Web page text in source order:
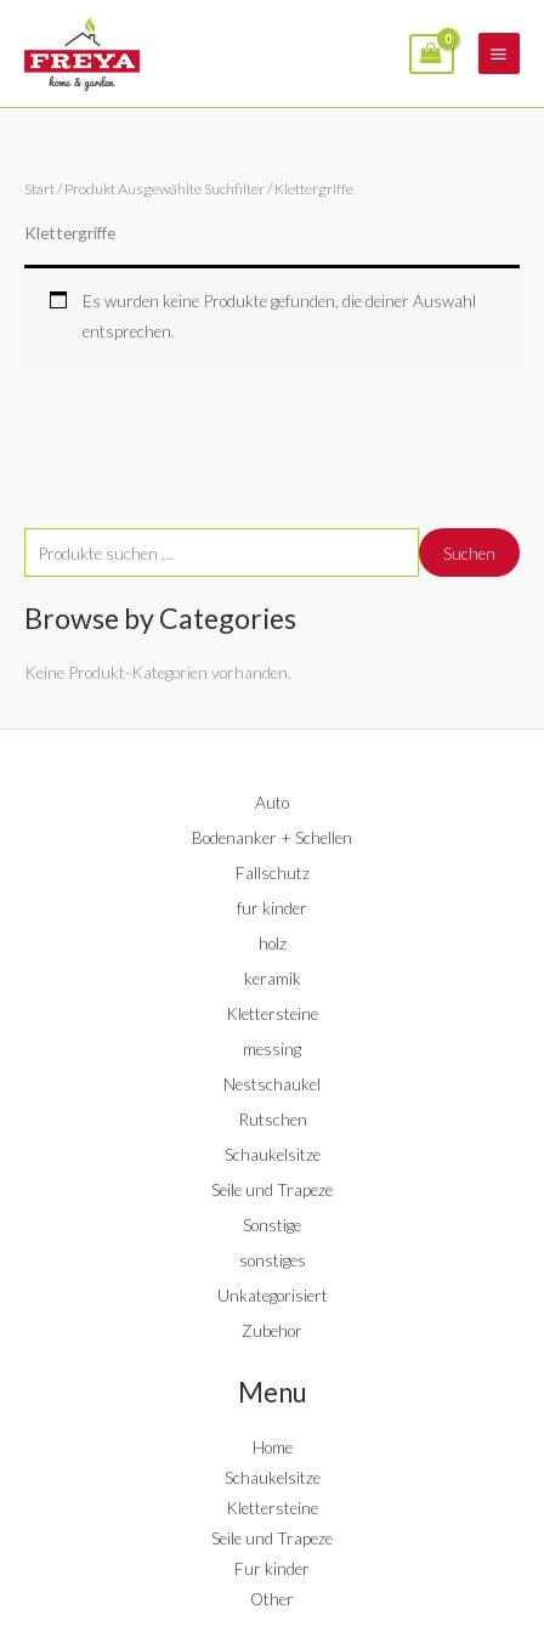
springen
u
c
e
Suchen
Browse by Categories
Keine Produkt-Kategorien vorhanden.
Start/ Produkt Ausgewählte Suchfilter / Klettergriffe
Klettergriffe
Es wurden keine Produkte gefunden, die deiner Auswahl
entsprechen.
Auto
Bodenanker + Schellen
Fallschutz
fur kinder
holz
keramik
Klettersteine
messing
Nestschaukel
Rutschen
Schaukelsitze
Seile und Trapeze
Sonstige
sonstiges
Unkategorisiert
Zubehor
Menu
Home
Schaukelsitze
Klettersteine
Seile und Trapeze
Fur kinder
Other